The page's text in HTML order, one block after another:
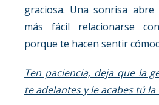
graciosa. Una sonrisa abre
más fácil relacionarse
porque te hacen sentir
Ten paciencia, deja que la
te adelantes y le acabes tú la